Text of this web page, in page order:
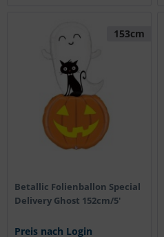
153cm
Betallic Folienballon Special
Delivery Ghost 152cm/5'
Preis nach Login